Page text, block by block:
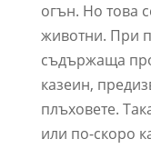
огън. Но това
животни. При
съдържаща
казеин,
плъховете.
или по-скоро